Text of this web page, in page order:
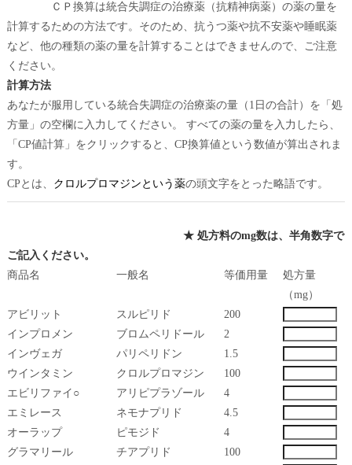
ＣＰ換算は統合失調症の治療薬（抗精神病薬）の薬の量を
計算するための方法です。そのため、抗うつ薬や抗不安薬や睡眠薬
など、他の種類の薬の量を計算することはできませんので、ご注意
ください。
計算方法
あなたが服用している統合失調症の治療薬の量（1日の合計）を「処
方量」の空欄に入力してください。 すべての薬の量を入力したら、
「CP値計算」をクリックすると、CP換算値という数値が算出されま
す。
CPとは、 クロルプロマジンという薬の頭文字をとった略語です。
★ 処方料のmg数は、半角数字で
ご記入ください。
商品名
一般名 等価用量
処方量
（mg）
アビリット
スルピリド
200
インプロメン
ブロムペリドール
2
インヴェガ
パリペリドン
1.5
ウインタミン
クロルプロマジン
100
エビリファイ○
アリピプラゾール
4
エミレース
ネモナプリド
4.5
オーラップ
ピモジド
4
グラマリール
チアプリド
100